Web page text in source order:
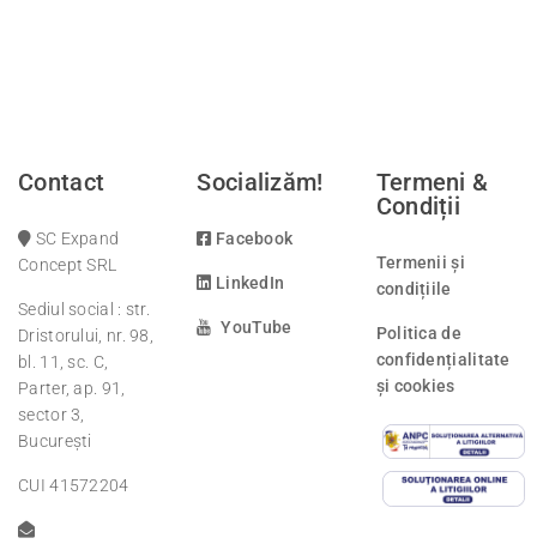
Contact
SC Expand
Concept SRL
Sediul social : str.
Dristorului, nr. 98,
bl. 11, sc. C,
Parter, ap. 91,
sector 3,
București
CUI 41572204
Socializăm!
Facebook
LinkedIn
YouTube
Termeni &
Condiții
Termenii și
condițiile
Politica de
confidențialitate
și cookies